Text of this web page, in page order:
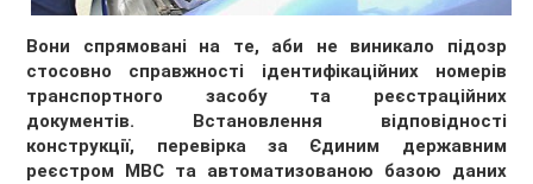
Вони спрямовані на те, аби не виникало підозр
стосовно справжності ідентифікаційних номерів
транспортного засобу та реєстраційних
документів. Встановлення вiдповiдностi
конструкції, перевірка за Єдиним державним
реєстром МВС та автоматизованою базою даних